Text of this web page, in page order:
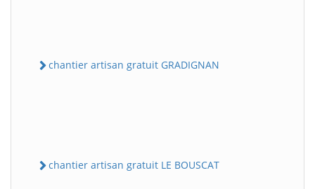
chantier artisan gratuit GRADIGNAN
chantier artisan gratuit LE BOUSCAT